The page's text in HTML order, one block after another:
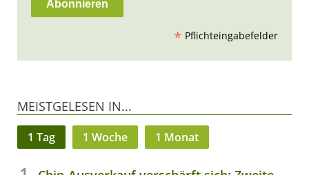
* Pflichteingabefelder
MEISTGELESEN IN...
1 Tag 1 Woche 1 Monat